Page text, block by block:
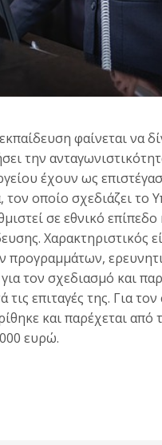
φαίνεται να
την
έχουν ως
οποίο σχεδιάζει το
σε εθνικό επίπεδο
Χαρακτηριστικός
προγραμμάτων,
τον σχεδιασμό και
επιταγές της. Για τον
και παρέχεται από
ευρώ.